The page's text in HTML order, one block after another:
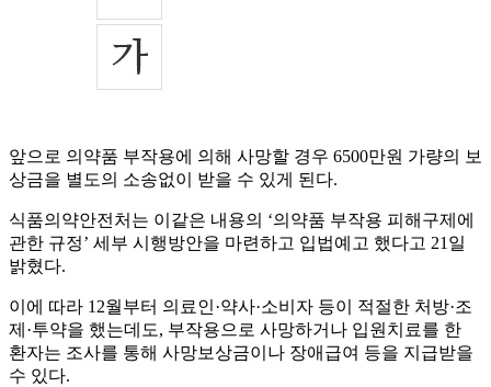
앞으로 의약품 부작용에 의해 사망할 경우 6500만원 가량의 보
상금을 별도의 소송없이 받을 수 있게 된다.
식품의약안전처는 이같은 내용의 ‘의약품 부작용 피해구제에
관한 규정’ 세부 시행방안을 마련하고 입법예고 했다고 21일
밝혔다.
이에 따라 12월부터 의료인·약사·소비자 등이 적절한 처방·조
제·투약을 했는데도, 부작용으로 사망하거나 입원치료를 한
환자는 조사를 통해 사망보상금이나 장애급여 등을 지급받을
수 있다.